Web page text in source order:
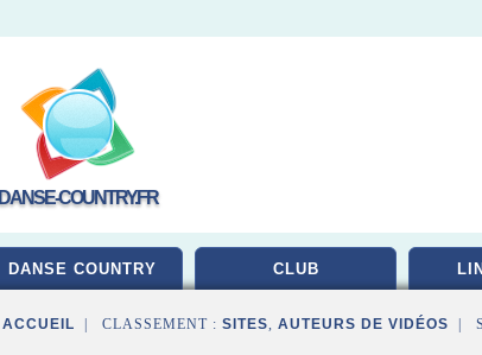
DANSE-COUNTRY.FR
DANSE COUNTRY CLUB
ACCUEIL | CLASSEMENT : SITES, AUTEURS DE VIDÉOS |